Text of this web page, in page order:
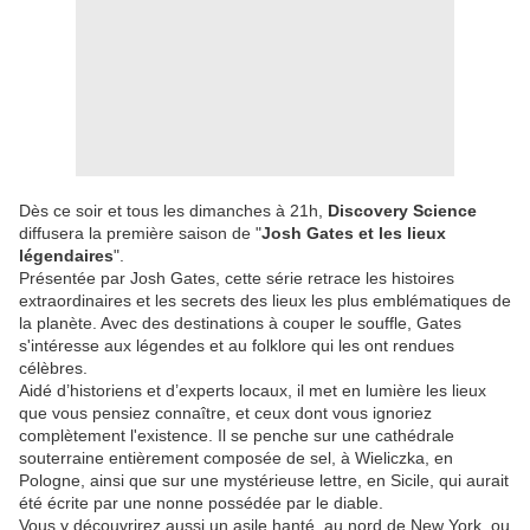
Dès ce soir et tous les dimanches à 21h, Discovery Science
diffusera la première saison de "Josh Gates et les lieux
légendaires".
Présentée par Josh Gates, cette série retrace les histoires
extraordinaires et les secrets des lieux les plus emblématiques de
la planète. Avec des destinations à couper le souffle, Gates
s'intéresse aux légendes et au folklore qui les ont rendues
célèbres.
Aidé d’historiens et d’experts locaux, il met en lumière les lieux
que vous pensiez connaître, et ceux dont vous ignoriez
complètement l'existence. Il se penche sur une cathédrale
souterraine entièrement composée de sel, à Wieliczka, en
Pologne, ainsi que sur une mystérieuse lettre, en Sicile, qui aurait
été écrite par une nonne possédée par le diable.
Vous y découvrirez aussi un asile hanté, au nord de New York, ou